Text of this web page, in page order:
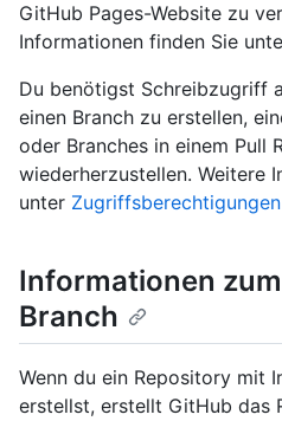
GitHub Pages-Website zu
Informationen finden Sie
Du benötigst Schreibzugriff
einen Branch zu erstellen,
oder Branches in einem Pull
wiederherzustellen. Weitere
unter
Informationen
Branch
Wenn du ein Repository mit
erstellst, erstellt GitHub das